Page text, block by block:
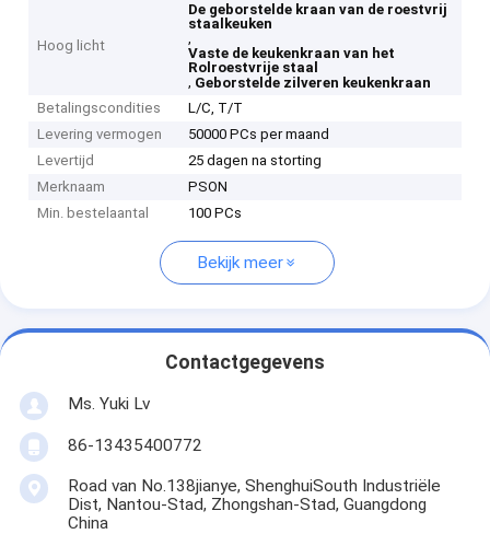
Hoog licht
De geborstelde kraan van de roestvrij
staalkeuken
,
Vaste de keukenkraan van het
Rolroestvrije staal
, Geborstelde zilveren keukenkraan
Betalingscondities
L/C, T/T
Levering vermogen
50000 PCs per maand
Levertijd
25 dagen na storting
Merknaam
PSON
Min. bestelaantal
100 PCs
Bekijk meer
Contactgegevens
Ms. Yuki Lv
86-13435400772
Road van No.138jianye, ShenghuiSouth Industriële
Dist, Nantou-Stad, Zhongshan-Stad, Guangdong
China